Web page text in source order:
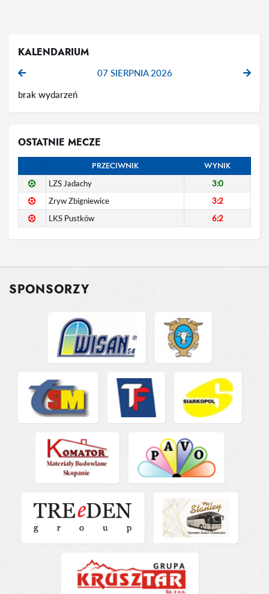
KALENDARIUM
07 SIERPNIA 2026
brak wydarzeń
OSTATNIE MECZE
PRZECIWNIK WYNIK
LZS Jadachy
3:0
Zryw Zbigniewice
3:2
LKS Pustków
6:2
SPONSORZY